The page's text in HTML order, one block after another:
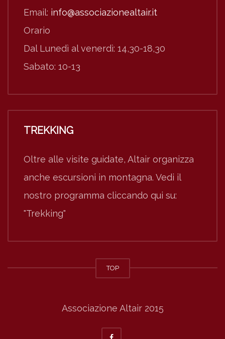
Email: info@associazionealtair.it
Orario
Dal Lunedì al venerdì: 14,30-18,30
Sabato: 10-13
TREKKING
Oltre alle visite guidate, Altair organizza
anche escursioni in montagna. Vedi il
nostro programma cliccando qui su:
"Trekking"
TOP
Associazione Altair 2015